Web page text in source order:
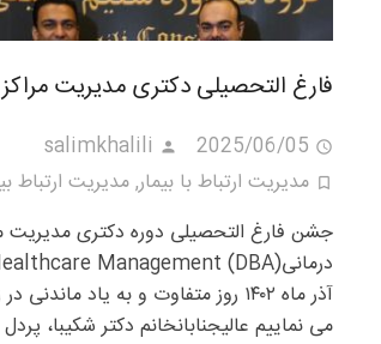
فارغ التحصیلی دکتری مدیریت
2025/06/05
salimkhalili
مدیریت ارتباط با بیمار,مدیریت ارتباط
جشن فارغ التحصیلی دوره دکتری مدیریت
آذر ماه ۱۴۰۲ روز متفاوت و به یاد
می نماییم عالیجنابان‏‎خانم دکتر شکیبا، پردل خانم دکتر رویا حسن زاد، آقای دکتر کاوس قاجار،…